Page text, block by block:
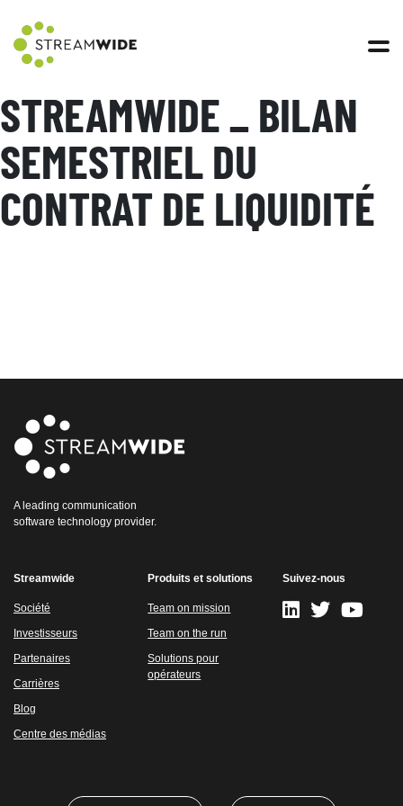
STREAMWIDE _ BILAN
SEMESTRIEL DU
CONTRAT DE LIQUIDITÉ
A leading communication
software technology provider.
Streamwide
Société
Investisseurs
Partenaires
Carrières
Blog
Centre des médias
Produits et solutions
Team on mission
Team on the run
Solutions pour
opérateurs
Suivez-nous